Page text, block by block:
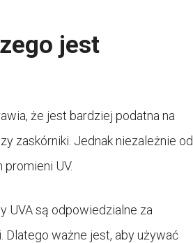
jest
że ​​jest bardziej podatna na
zaskórniki. Jednak niezależnie od
UV.
UVA są odpowiedzialne za
Dlatego ważne jest, aby używać